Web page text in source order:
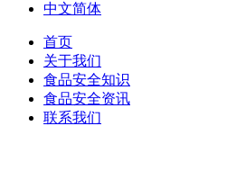
中文简体
首页
关于我们
食品安全知识
食品安全资讯
联系我们